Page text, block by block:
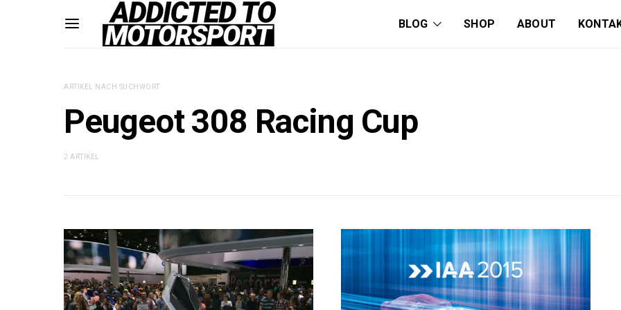
BLOG SHOP ABOUT
ARTIKEL NACH SUCHWORT
Peugeot 308 Racing Cup
2 ARTIKEL